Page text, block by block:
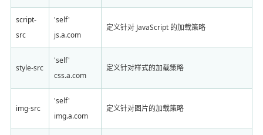
script-
src
'self'
js.a.com
定义针对 JavaScript 的加载策略
style-src
'self'
css.a.com
定义针对样式的加载策略
img-src
'self'
img.a.com
定义针对图片的加载策略